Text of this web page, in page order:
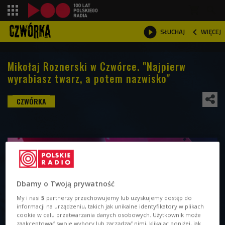
 SŁUCHAJ  WIĘCEJ

Mikołaj Roznerski w Czwórce. "Najpierw
wyrabiasz twarz, a potem nazwisko"
Dbamy o Twoją prywatność
My i nasi5 partnerzy przechowujemy lub uzyskujemy dostęp do
informacji na urządzeniu, takich jak unikalne identyfikatory w plikach
cookie w celu przetwarzania danych osobowych. Użytkownik może
zaakceptować swoje wybory lub zarządzać nimi, klikając poniżej, jak